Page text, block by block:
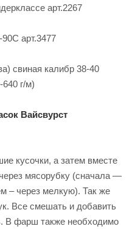
арт.2267
арт.3477
свиная калибр 38-40
г/м)
Вайсвурст
кусочки, а затем вместе
мясорубку (сначала —
– через мелкую). Так же
Все смешать и добавить
В фарш также необходимо